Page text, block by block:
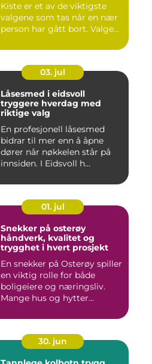
Kiste er et av de viktigste
valgene som tas når en nær
person har gått bort. Valge...
03. jul
Låsesmed i eidsvoll
tryggere hverdag med
riktige valg
En profesjonell låsesmed
bidrar til mer enn å åpne
dører når nøkkelen står på
innsiden. I Eidsvoll h...
01. jul
Snekker på osterøy
håndverk, kvalitet og
trygghet i hvert prosjekt
En snekker på Osterøy spiller
en viktig rolle for både
boligeiere og næringsliv.
Mange hus og hytter...
30. jun